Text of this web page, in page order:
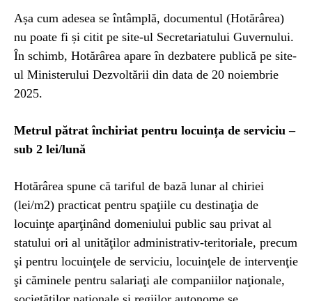
Așa cum adesea se întâmplă, documentul (Hotărârea)
nu poate fi și citit pe site-ul Secretariatului Guvernului.
În schimb, Hotărârea apare în dezbatere publică pe site-
ul Ministerului Dezvoltării din data de 20 noiembrie
2025.
Metrul pătrat închiriat pentru locuința de serviciu –
sub 2 lei/lună
Hotărârea spune că tariful de bază lunar al chiriei
(lei/m2) practicat pentru spaţiile cu destinaţia de
locuinţe aparţinând domeniului public sau privat al
statului ori al unităţilor administrativ-teritoriale, precum
şi pentru locuinţele de serviciu, locuinţele de intervenţie
şi căminele pentru salariaţi ale companiilor naţionale,